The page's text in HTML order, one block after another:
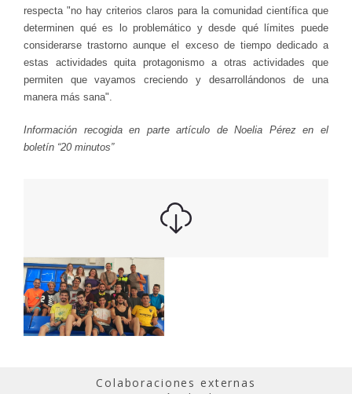
respecta "no hay criterios claros para la comunidad científica que
determinen qué es lo problemático y desde qué límites puede
considerarse trastorno aunque el exceso de tiempo dedicado a
estas actividades quita protagonismo a otras actividades que
permiten que vayamos creciendo y desarrollándonos de una
manera más sana".
Información recogida en parte artículo de Noelia Pérez en el
boletín “20 minutos”
Colaboraciones externas